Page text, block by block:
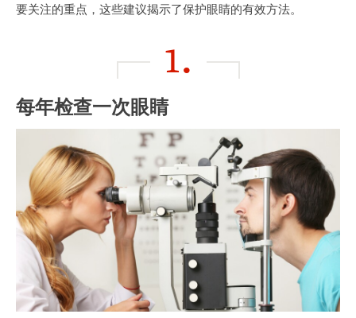
要关注的重点，这些建议揭示了保护眼睛的有效方法。
1.
每年检查一次眼睛